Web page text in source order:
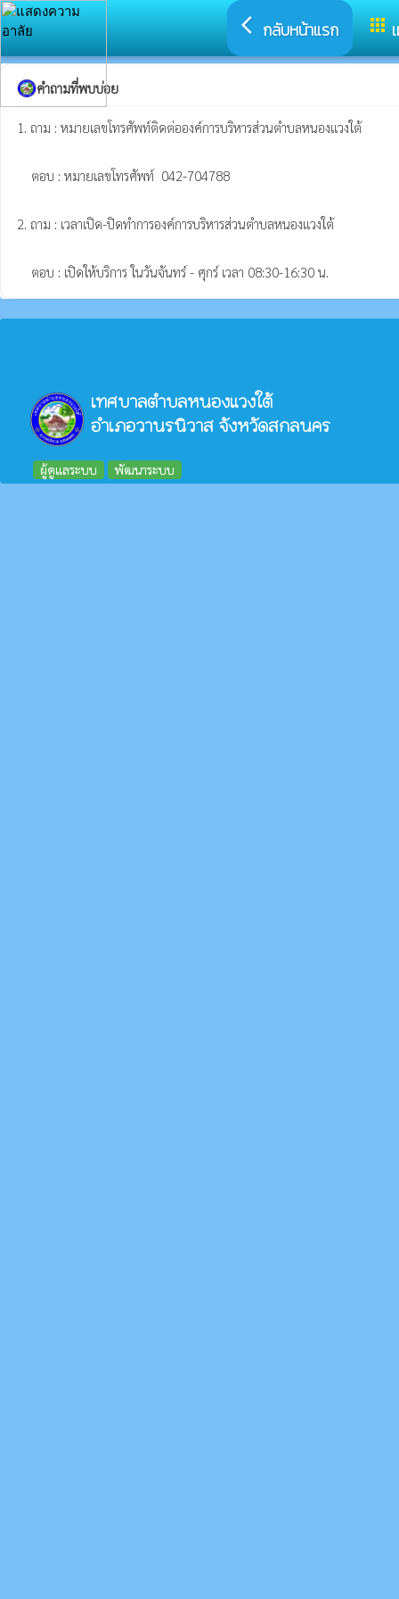
arrow_back_ios กลับหน้าแรก apps
คำถามที่พบบ่อย
1. ถาม : หมายเลขโทรศัพท์ติดต่อองค์การบริหารส่วนตำบลหนองแวงใต้
2. ถาม : เวลาเปิด-ปิดทำการองค์การบริหารส่วนตำบลหนองแวงใต้
    ตอบ : เปิดให้บริการ ในวันจันทร์ - ศุกร์ เวลา 08:30-16:30 น.
เทศบาลตำบลหนองแวงใต้
อำเภอวานรนิวาส จังหวัดสกลนคร
ผู้ดูแลระบบ พัฒนาระบบ